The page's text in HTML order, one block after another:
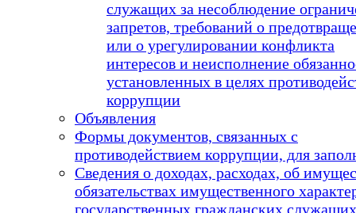
служащих за несоблюдение
запретов, требований о
или о урегулировании конфликта
интересов и неисполнение
установленных в целях
коррупции
Объявления
Формы документов, связанных с
противодействием коррупции, для
Сведения о доходах, расходах, об
обязательствах имущественного
государственных гражданских служащих